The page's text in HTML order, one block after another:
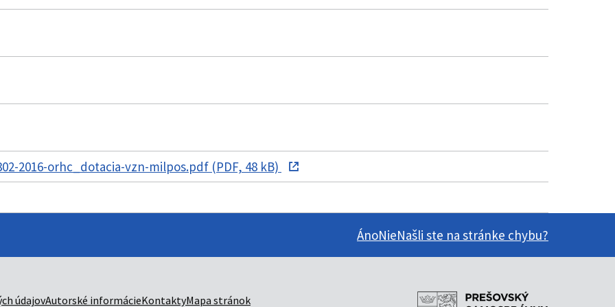
2016-orhc_dotacia-vzn-milpos.pdf (PDF, 48 kB)
ÁnoNieNašli ste na stránke chybu?
údajovAutorské informácieKontaktyMapa stránok